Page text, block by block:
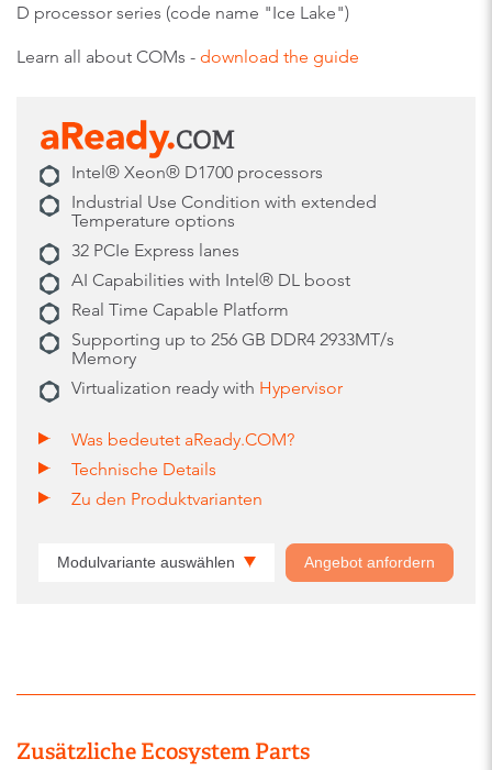
D processor series (code name "Ice Lake")
Learn all about COMs - download the guide
Intel® Xeon® D1700 processors
Industrial Use Condition with extended
Temperature options
32 PCIe Express lanes
AI Capabilities with Intel® DL boost
Real Time Capable Platform
Supporting up to 256 GB DDR4 2933MT/s
Memory
Virtualization ready with Hypervisor
Was bedeutet aReady.COM?
Technische Details
Zu den Produktvarianten
Modulvariante auswählen Angebot anfordern
Zusätzliche Ecosystem Parts